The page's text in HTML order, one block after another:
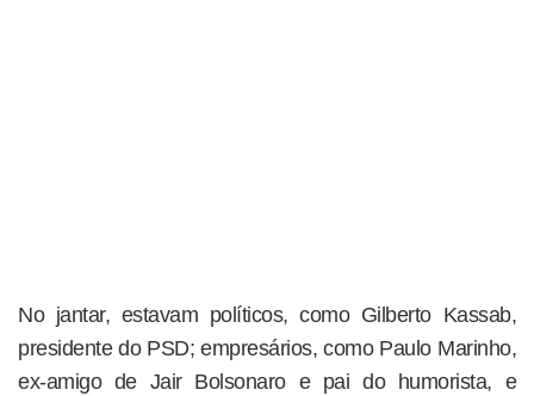
No jantar, estavam políticos, como Gilberto Kassab,
presidente do PSD; empresários, como Paulo Marinho,
ex-amigo de Jair Bolsonaro e pai do humorista, e